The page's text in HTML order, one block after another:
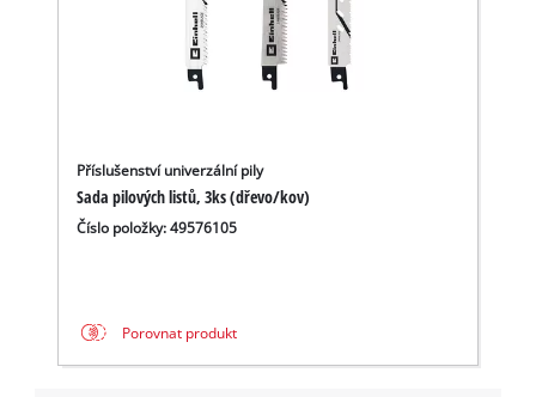
Příslušenství univerzální pily
Sada pilových listů, 3ks (dřevo/kov)
Číslo položky: 49576105
Porovnat produkt